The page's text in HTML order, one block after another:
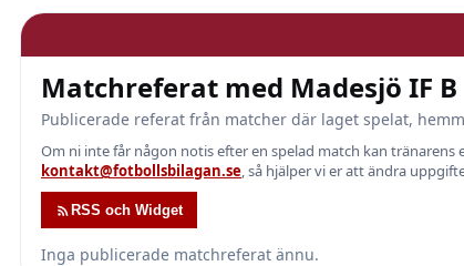
Matchreferat med Madesjö IF B
Publicerade referat från matcher där laget spelat,
Om ni inte får någon notis efter en spelad match kan
kontakt@fotbollsbilagan.se, så hjälper vi er att ändra
RSS och Widget
Inga publicerade matchreferat ännu.